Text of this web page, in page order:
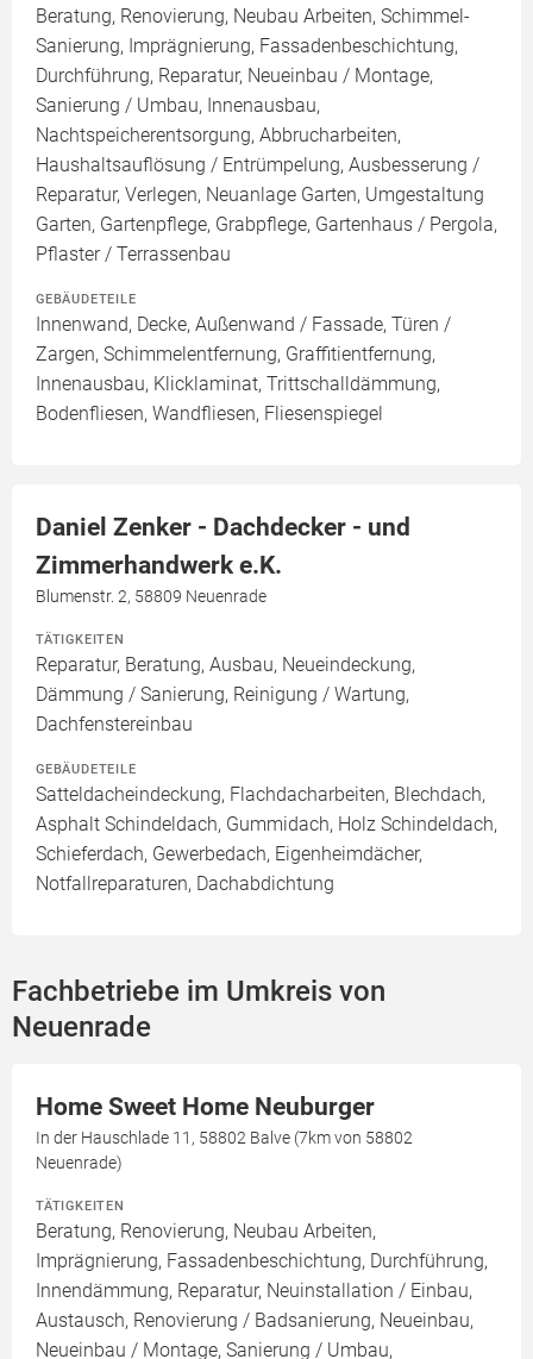
Beratung, Renovierung, Neubau Arbeiten, Schimmel-
Sanierung, Imprägnierung, Fassadenbeschichtung,
Durchführung, Reparatur, Neueinbau / Montage,
Sanierung / Umbau, Innenausbau,
Nachtspeicherentsorgung, Abbrucharbeiten,
Haushaltsauflösung / Entrümpelung, Ausbesserung /
Reparatur, Verlegen, Neuanlage Garten, Umgestaltung
Garten, Gartenpflege, Grabpflege, Gartenhaus / Pergola,
Pflaster / Terrassenbau
GEBÄUDETEILE
Innenwand, Decke, Außenwand / Fassade, Türen /
Zargen, Schimmelentfernung, Graffitientfernung,
Innenausbau, Klicklaminat, Trittschalldämmung,
Bodenfliesen, Wandfliesen, Fliesenspiegel
Daniel Zenker - Dachdecker - und
Zimmerhandwerk e.K.
Blumenstr. 2, 58809 Neuenrade
TÄTIGKEITEN
Reparatur, Beratung, Ausbau, Neueindeckung,
Dämmung / Sanierung, Reinigung / Wartung,
Dachfenstereinbau
GEBÄUDETEILE
Satteldacheindeckung, Flachdacharbeiten, Blechdach,
Asphalt Schindeldach, Gummidach, Holz Schindeldach,
Schieferdach, Gewerbedach, Eigenheimdächer,
Notfallreparaturen, Dachabdichtung
Fachbetriebe im Umkreis von
Neuenrade
Home Sweet Home Neuburger
In der Hauschlade 11, 58802 Balve (7km von 58802
Neuenrade)
TÄTIGKEITEN
Beratung, Renovierung, Neubau Arbeiten,
Imprägnierung, Fassadenbeschichtung, Durchführung,
Innendämmung, Reparatur, Neuinstallation / Einbau,
Austausch, Renovierung / Badsanierung, Neueinbau,
Neueinbau / Montage, Sanierung / Umbau,